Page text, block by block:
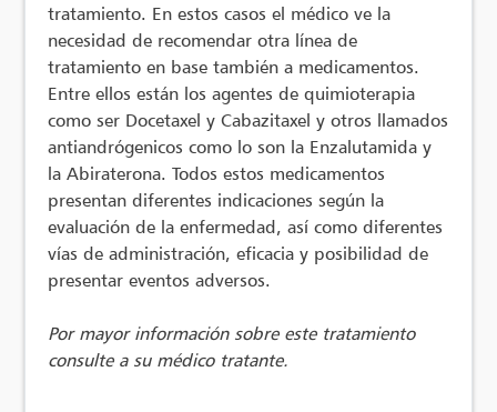
tratamiento. En estos casos el médico ve la
necesidad de recomendar otra línea de
tratamiento en base también a medicamentos.
Entre ellos están los agentes de quimioterapia
como ser Docetaxel y Cabazitaxel y otros llamados
antiandrógenicos como lo son la Enzalutamida y
la Abiraterona. Todos estos medicamentos
presentan diferentes indicaciones según la
evaluación de la enfermedad, así como diferentes
vías de administración, eficacia y posibilidad de
presentar eventos adversos.
Por mayor información sobre este tratamiento
consulte a su médico tratante.